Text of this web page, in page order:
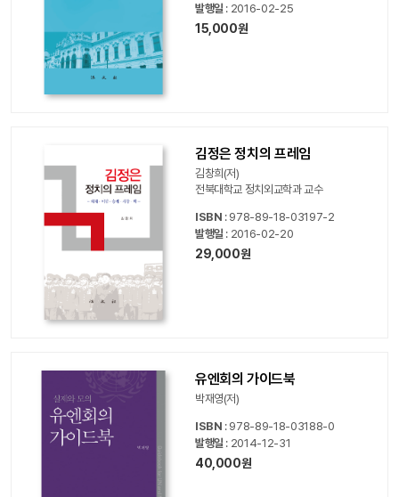
발행일 : 2016-02-25
15,000원
김정은 정치의 프레임
김창희(저)
전북대학교 정치외교학과 교수
ISBN : 978-89-18-03197-2
발행일 : 2016-02-20
29,000원
유엔회의 가이드북
박재영(저)
ISBN : 978-89-18-03188-0
발행일 : 2014-12-31
40,000원